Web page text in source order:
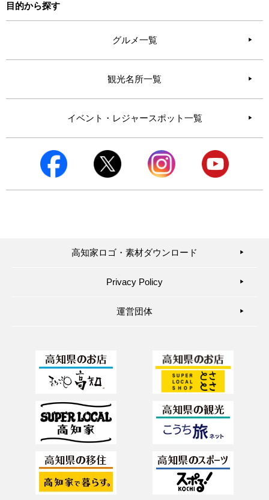
目的から探す
グルメ一覧
観光名所一覧
イベント・レジャースポット一覧
高知家ロゴ・素材ダウンロード ▶︎
Privacy Policy ▶︎
運営団体 ▶︎